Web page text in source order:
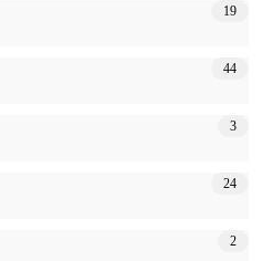
19
44
3
24
2